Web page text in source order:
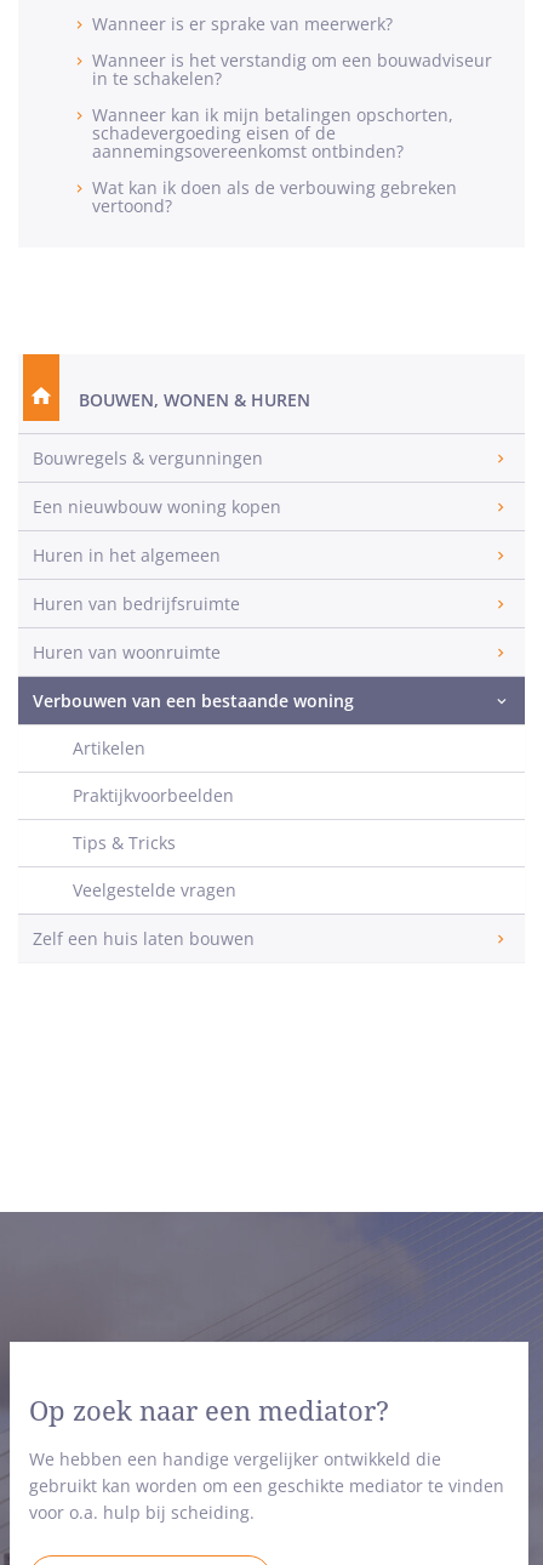
Wanneer is er sprake van meerwerk?
Wanneer is het verstandig om een bouwadviseur
in te schakelen?
Wanneer kan ik mijn betalingen opschorten,
schadevergoeding eisen of de
aannemingsovereenkomst ontbinden?
Wat kan ik doen als de verbouwing gebreken
vertoond?
BOUWEN, WONEN & HUREN
Bouwregels & vergunningen
Een nieuwbouw woning kopen
Huren in het algemeen
Huren van bedrijfsruimte
Huren van woonruimte
Verbouwen van een bestaande woning
Artikelen
Praktijkvoorbeelden
Tips & Tricks
Veelgestelde vragen
Zelf een huis laten bouwen
Op zoek naar een mediator?
We hebben een handige vergelijker ontwikkeld die
gebruikt kan worden om een geschikte mediator te vinden
voor o.a. hulp bij scheiding.